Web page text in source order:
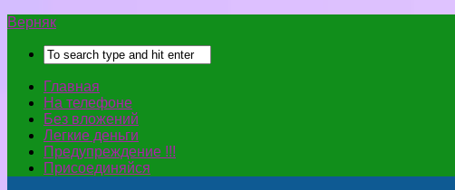
Верняк
Главная
На телефоне
Без вложений
Легкие деньги
Предупреждение !!!
Присоединяйся